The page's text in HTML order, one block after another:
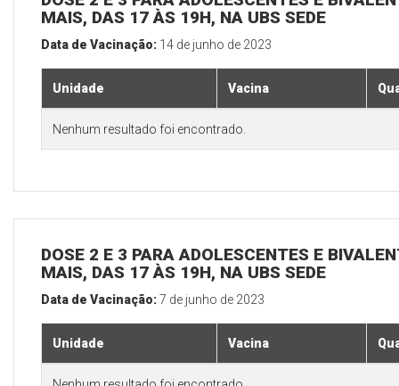
MAIS, DAS 17 ÀS 19H, NA UBS SEDE
Data de Vacinação: 14 de junho de 2023
Unidade Vacina
Nenhum resultado foi encontrado.
DOSE 2 E 3 PARA ADOLESCENTES E
MAIS, DAS 17 ÀS 19H, NA UBS SEDE
Data de Vacinação:7 de junho de 2023
Unidade Vacina